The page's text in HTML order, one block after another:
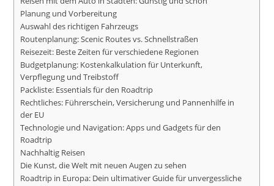
Planung und Vorbereitung
Auswahl des richtigen Fahrzeugs
Routenplanung: Scenic Routes vs. Schnellstraßen
Reisezeit: Beste Zeiten für verschiedene Regionen
Budgetplanung: Kostenkalkulation für Unterkunft,
Verpflegung und Treibstoff
Packliste: Essentials für den Roadtrip
Rechtliches: Führerschein, Versicherung und Pannenhilfe in
der EU
Technologie und Navigation: Apps und Gadgets für den
Roadtrip
Nachhaltig Reisen
Die Kunst, die Welt mit neuen Augen zu sehen
Roadtrip in Europa: Dein ultimativer Guide für unvergessliche